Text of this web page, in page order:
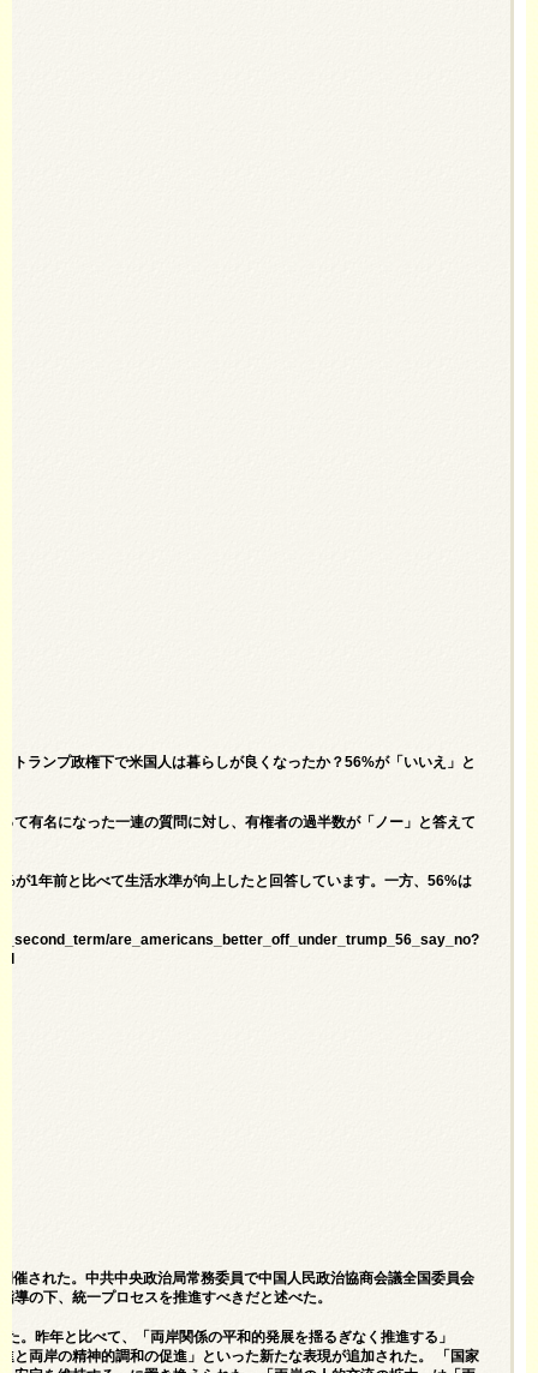
ンプ政権下で米国人は暮らしが良くなったか？56%が「いいえ」と
て有名になった一連の質問に対し、有権者の過半数が「ノー」と答えて
が1年前と比べて生活水準が向上したと回答しています。一方、56%は
are_americans_better_off_under_trump_56_say_no?
された。中共中央政治局常務委員で中国人民政治協商会議全国委員会
導の下、統一プロセスを推進すべきだと述べた。
。昨年と比べて、「両岸関係の平和的発展を揺るぎなく推進する」
と両岸の精神的調和の促進」といった新たな表現が追加された。 「国家